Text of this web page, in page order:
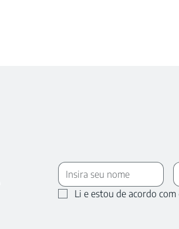
Li e estou de acordo